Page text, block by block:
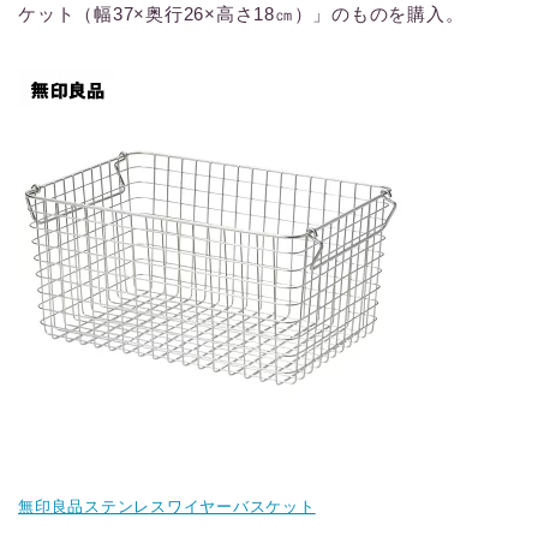
ケット（幅37×奥行26×高さ18㎝）」のものを購入。
無印良品ステンレスワイヤーバスケット